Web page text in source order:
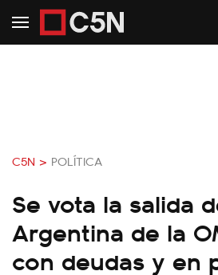
C5N > POLÍTICA
Se vota la salida
Argentina de la
con deudas y en